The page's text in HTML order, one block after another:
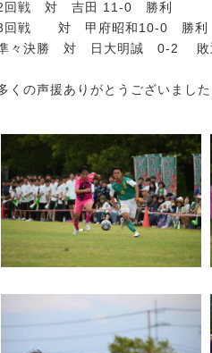
回戦 対 吉田 11-0 勝利
回戦 対 甲府昭和10-0 勝利
々決勝 対 日大明誠 0-2
くの声援ありがとうございました